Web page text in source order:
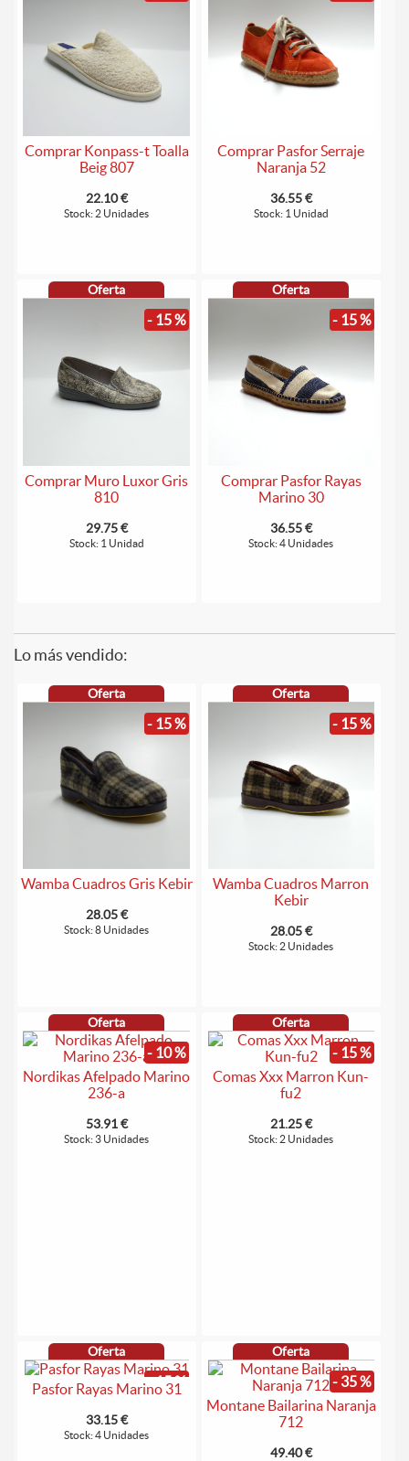
Comprar Konpass-t Toalla
Beig 807
22.10 €
Stock: 2 Unidades
Comprar Pasfor Serraje
Naranja 52
36.55 €
Stock: 1 Unidad
Oferta
- 15 %
Comprar Muro Luxor Gris
810
29.75 €
Stock: 1 Unidad
Oferta
- 15 %
Comprar Pasfor Rayas
Marino 30
36.55 €
Stock: 4 Unidades
Lo más vendido:
Oferta
- 15 %
Wamba Cuadros Gris Kebir
28.05 €
Stock: 8 Unidades
Oferta
- 15 %
Wamba Cuadros Marron
Kebir
28.05 €
Stock: 2 Unidades
Oferta
- 10 %
Nordikas Afelpado Marino
236-a
53.91 €
Stock: 3 Unidades
Oferta
- 15 %
Comas Xxx Marron Kun-
fu2
21.25 €
Stock: 2 Unidades
Oferta
- 15 %
Pasfor Rayas Marino 31
33.15 €
Stock: 4 Unidades
Oferta
- 35 %
Montane Bailarina Naranja
712
49.40 €